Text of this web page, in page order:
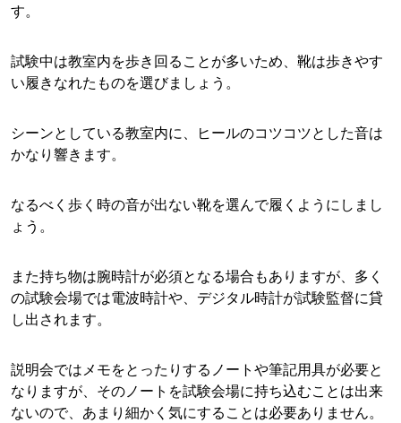
す。
試験中は教室内を歩き回ることが多いため、靴は歩きやす
い履きなれたものを選びましょう。
シーンとしている教室内に、ヒールのコツコツとした音は
かなり響きます。
なるべく歩く時の音が出ない靴を選んで履くようにしまし
ょう。
また持ち物は腕時計が必須となる場合もありますが、多く
の試験会場では電波時計や、デジタル時計が試験監督に貸
し出されます。
説明会ではメモをとったりするノートや筆記用具が必要と
なりますが、そのノートを試験会場に持ち込むことは出来
ないので、あまり細かく気にすることは必要ありません。